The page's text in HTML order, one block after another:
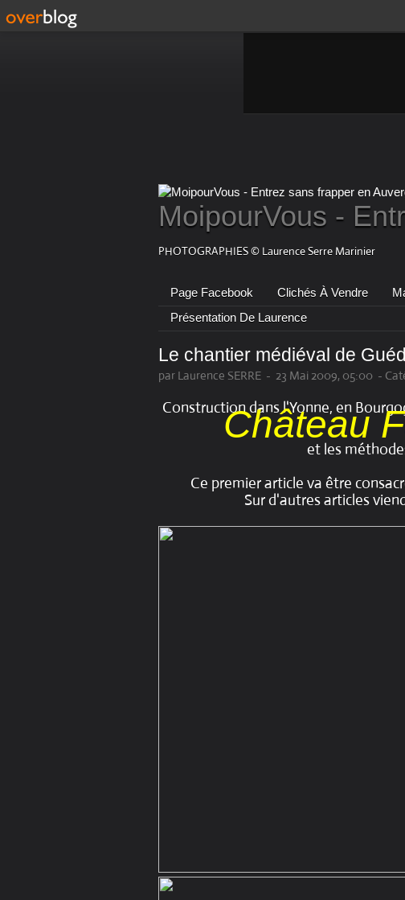
MoipourVous -
PHOTOGRAPHIES © Laurence Serre Marinier
Page Facebook Clichés À Vendre
Présentation De Laurence
Le chantier médiéval de
par Laurence SERRE - 23 Mai 2009, 05:00 -
Construction dans l'Yonne, en
Château
et les
Ce premier article va être
Sur d'autres articles